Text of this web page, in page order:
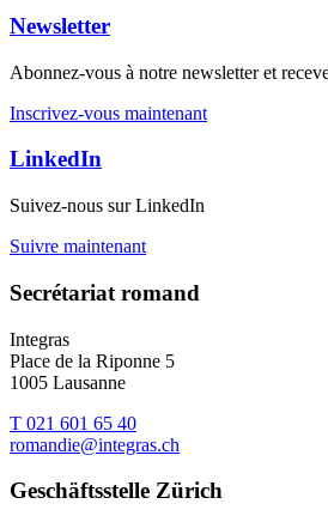
Newsletter
Abonnez-vous à notre newsletter et
Inscrivez-vous maintenant
LinkedIn
Suivez-nous sur LinkedIn
Suivre maintenant
Secrétariat romand
Integras
Place de la Riponne 5
1005 Lausanne
T 021 601 65 40
romandie@integras.ch
Geschäftsstelle Zürich